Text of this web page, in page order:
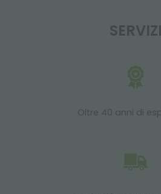
SERVIZI
Oltre 40 anni di